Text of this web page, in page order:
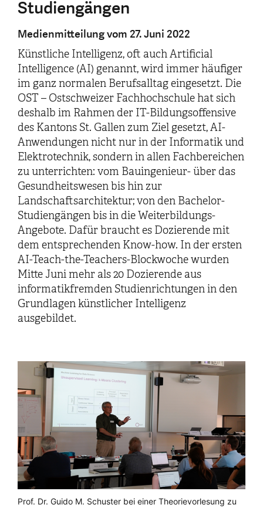
Studiengängen
Medienmitteilung vom 27. Juni 2022
Künstliche Intelligenz, oft auch Artificial
Intelligence (AI) genannt, wird immer häufiger
im ganz normalen Berufsalltag eingesetzt. Die
OST – Ostschweizer Fachhochschule hat sich
deshalb im Rahmen der IT-Bildungsoffensive
des Kantons St. Gallen zum Ziel gesetzt, AI-
Anwendungen nicht nur in der Informatik und
Elektrotechnik, sondern in allen Fachbereichen
zu unterrichten: vom Bauingenieur- über das
Gesundheitswesen bis hin zur
Landschaftsarchitektur; von den Bachelor-
Studiengängen bis in die Weiterbildungs-
Angebote. Dafür braucht es Dozierende mit
dem entsprechenden Know-how. In der ersten
AI-Teach-the-Teachers-Blockwoche wurden
Mitte Juni mehr als 20 Dozierende aus
informatikfremden Studienrichtungen in den
Grundlagen künstlicher Intelligenz
ausgebildet.
Prof. Dr. Guido M. Schuster bei einer Theorievorlesung zu